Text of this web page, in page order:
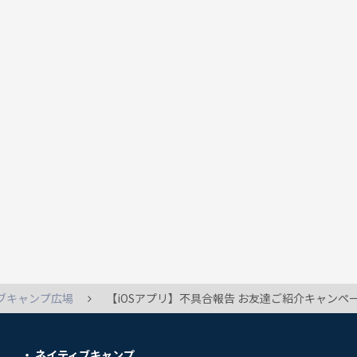
キャンプ広場 【iOSアプリ】不具合報告 お友達ご紹介キャンペーン、iPadで「コチラからも紹介できます」 と書いている部分の下、twitterとFacebookはボ